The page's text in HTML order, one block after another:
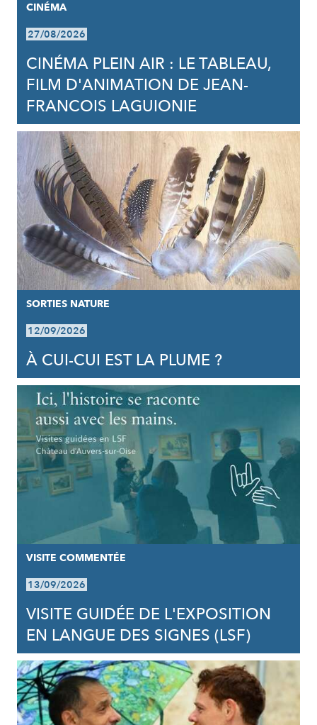
CINÉMA
27/08/2026
CINÉMA PLEIN AIR : LE TABLEAU,
FILM D'ANIMATION DE JEAN-
FRANCOIS LAGUIONIE
SORTIES NATURE
12/09/2026
À CUI-CUI EST LA PLUME ?
VISITE COMMENTÉE
13/09/2026
VISITE GUIDÉE DE L'EXPOSITION
EN LANGUE DES SIGNES (LSF)